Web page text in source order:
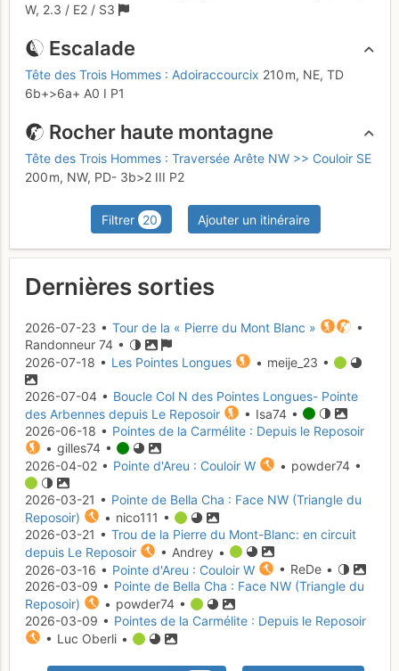
W, 2.3 / E2 / S3
Escalade
Tête des Trois Hommes : Adoiraccourcix 210 m, NE, TD
6b+>6a+ A0 I P1
Rocher haute montagne
Tête des Trois Hommes : Traversée Arête NW >> Couloir SE
200 m, NW, PD- 3b>2 III P2
Filtrer 20 Ajouter un itinéraire
Dernières sorties
2026-07-23 • Tour de la « Pierre du Mont Blanc »
•
Randonneur 74 •
2026-07-18 • Les Pointes Longues • meije_23 •
2026-07-04 • Boucle Col N des Pointes Longues- Pointe
des Arbennes depuis Le Reposoir
• Isa74 •
2026-06-18 • Pointes de la Carmélite : Depuis le Reposoir
• gilles74 •
2026-04-02 • Pointe d'Areu : Couloir W • powder74 •
2026-03-21 • Pointe de Bella Cha : Face NW (Triangle du
Reposoir)
• nico111 •
2026-03-21 • Trou de la Pierre du Mont-Blanc: en circuit
depuis Le Reposoir
• Andrey •
2026-03-16 • Pointe d'Areu : Couloir W
• ReDe •
2026-03-09 • Pointe de Bella Cha : Face NW (Triangle du
Reposoir)
• powder74 •
2026-03-09 • Pointes de la Carmélite : Depuis le Reposoir
• Luc Oberli •